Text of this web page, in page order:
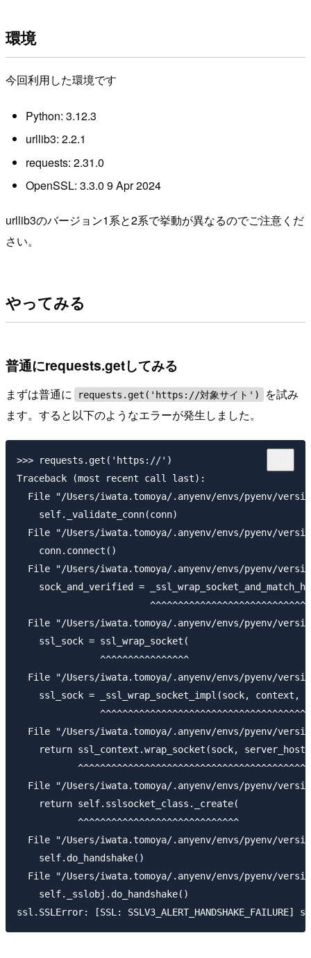
環境
今回利用した環境です
Python: 3.12.3
urllib3: 2.2.1
requests: 2.31.0
OpenSSL: 3.3.0 9 Apr 2024
urllib3のバージョン1系と2系で挙動が異なるのでご注意くだ
さい。
やってみる
普通にrequests.getしてみる
まずは普通に requests.get('https://対象サイト')
を試み
ます。すると以下のようなエラーが発生しました。
>>> requests.get('https://')
Traceback (most recent call last):
File "/Users/iwata.tomoya/.anyenv/envs/pyenv/
    self._validate_conn(conn)
File "/Users/iwata.tomoya/.anyenv/envs/pyenv/
    conn.connect()
File "/Users/iwata.tomoya/.anyenv/envs/pyenv/
sock_and_verified =
File "/Users/iwata.tomoya/.anyenv/envs/pyenv/
    ssl_sock = ssl_wrap_socket(
               ^^^^^^^^^^^^^^^^
File "/Users/iwata.tomoya/.anyenv/envs/pyenv/
ssl_sock = _ssl_wrap_socket_impl(sock, context,
File "/Users/iwata.tomoya/.anyenv/envs/pyenv/
return ssl_context.wrap_socket(sock,
File "/Users/iwata.tomoya/.anyenv/envs/pyenv/
    return self.sslsocket_class._create(
           ^^^^^^^^^^^^^^^^^^^^^^^^^^^^^
File "/Users/iwata.tomoya/.anyenv/envs/pyenv/
    self.do_handshake()
File "/Users/iwata.tomoya/.anyenv/envs/pyenv/
    self._sslobj.do_handshake()